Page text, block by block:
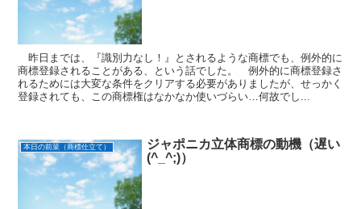
昨日までは、『識別力なし！』とされるような商標でも、例外的に
商標登録されることがある、という話でした。 例外的に商標登録さ
れるためには大変な条件をクリアする必要がありましたが、せっかく
登録されても、この商標権はなかなか使いづらい…何故でし...
本日の前菜（商標仕立て）
ジャポニカ立体商標の動機（遅い
(^_^;)）